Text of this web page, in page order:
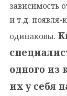
зависимость
и т.д. появля-
одинаковы.
одного из
их у себя